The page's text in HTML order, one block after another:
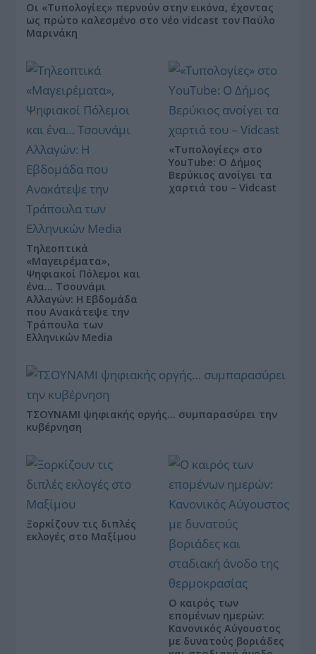
Οι «Τυπολογίες» περνούν στην εικόνα, έχοντας
ως πρώτο καλεσμένο στο νέο vidcast τον Παύλο
Μαρινάκη
Τηλεοπτικά
«Μαγειρέματα»,
Ψηφιακοί Πόλεμοι και
ένα… Τσουνάμι
Αλλαγών: Η Εβδομάδα
που Ανακάτεψε την
Τράπουλα των
Ελληνικών Media
«Τυπολογίες» στο
YouTube: Ο Δήμος
Βερύκιος ανοίγει τα
χαρτιά του – Vidcast
ΤΣΟΥΝΑΜΙ ψηφιακής οργής… συμπαρασύρει την
κυβέρνηση
Ξορκίζουν τις διπλές
εκλογές στο Μαξίμου
Ο καιρός των
επομένων ημερών:
Κανονικός Αύγουστος
με δυνατούς βοριάδες